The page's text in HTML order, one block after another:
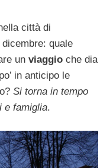
città di
quale
un viaggio che dia
in anticipo le
Si torna in tempo
e famiglia.